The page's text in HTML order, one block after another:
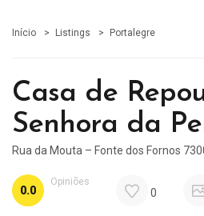
Início Listings Portalegre
Casa de
Senhora da
Rua da Mouta – Fonte dos Fornos
0.0
Opiniões
0